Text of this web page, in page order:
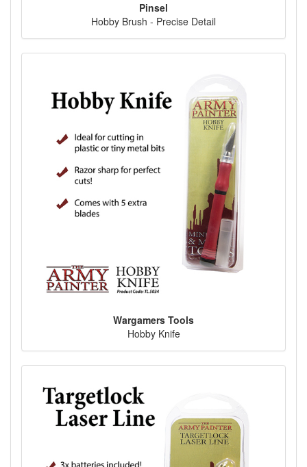
Pinsel
Hobby Brush - Precise Detail
Wargamers Tools
Hobby Knife